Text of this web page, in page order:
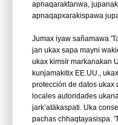
ukampi
Jiskt’añani
apnaqaraktanwa,
apnaqapxarakispawa
Jumax iyaw sañamawa
jan ukax sapa mayni
ukax kimsïr markanakan
kunjamakitix EE.UU.,
protección de datos ukax
locales autoridades
jark’atäkaspati. Uka
pachas chhaqtayasispa.